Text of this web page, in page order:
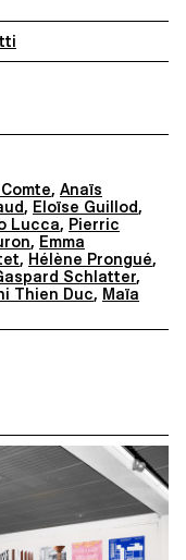
, Anaïs
, Eloïse Guillod,
Lucca, Pierric
, Emma
, Hélène Prongué,
Schlatter,
Thien Duc, Maïa